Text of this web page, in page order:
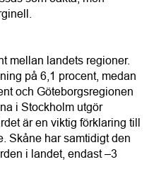
mellan landets regioner.
på 6,1 procent, medan
och Göteborgsregionen
i Stockholm utgör
är en viktig förklaring till
Skåne har samtidigt den
i landet, endast –3